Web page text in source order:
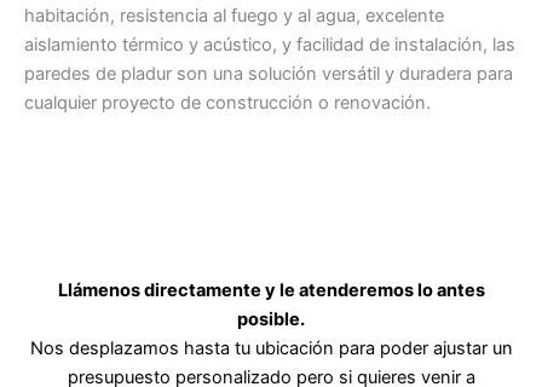
habitación, resistencia al fuego y al agua, excelente
aislamiento térmico y acústico, y facilidad de instalación, las
paredes de pladur son una solución versátil y duradera para
cualquier proyecto de construcción o renovación.
Llámenos directamente y le atenderemos lo antes
posible.
Nos desplazamos hasta tu ubicación para poder ajustar un
presupuesto personalizado pero si quieres venir a